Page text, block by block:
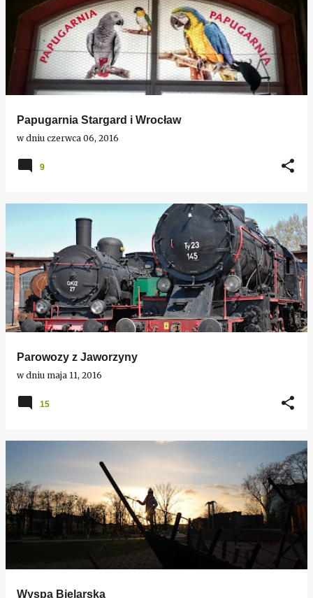
Papugarnia Stargard i Wrocław
w dniu czerwca 06, 2016
9
Parowozy z Jaworzyny
w dniu maja 11, 2016
15
Wyspa Bielarska